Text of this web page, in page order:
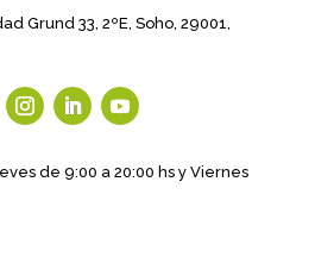
Grund 33, 2ºE, Soho, 29001,
de 9:00 a 20:00 hs y Viernes